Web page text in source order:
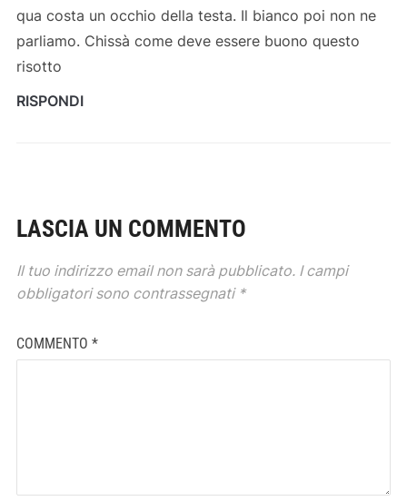
qua costa un occhio della testa. Il bianco poi non ne
parliamo. Chissà come deve essere buono questo
risotto
RISPONDI
LASCIA UN COMMENTO
Il tuo indirizzo email non sarà pubblicato. I campi
obbligatori sono contrassegnati *
COMMENTO *